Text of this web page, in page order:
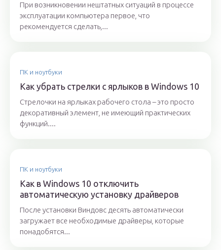
При возникновении нештатных ситуаций в процессе
эксплуатации компьютера первое, что
рекомендуется сделать,...
ПК и ноутбуки
Как убрать стрелки с ярлыков в Windows 10
Стрелочки на ярлыках рабочего стола – это просто
декоративный элемент, не имеющий практических
функций....
ПК и ноутбуки
Как в Windows 10 отключить
автоматическую установку драйверов
После установки Виндовс десять автоматически
загружает все необходимые драйверы, которые
понадобятся...